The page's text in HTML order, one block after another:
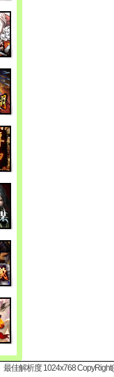
最佳解析度 1024x768